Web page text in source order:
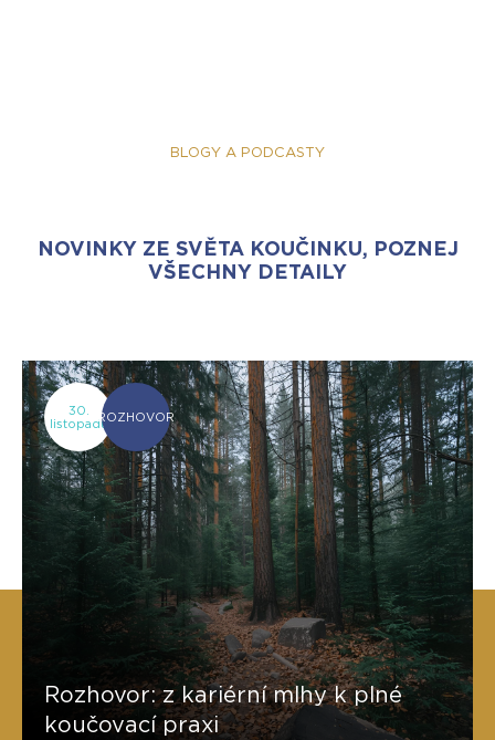
BLOGY A PODCASTY
NOVINKY ZE SVĚTA KOUČINKU, POZNEJ
VŠECHNY DETAILY
30.
listopaduROZHOVOR
Rozhovor: z kariérní mlhy k plné
koučovací praxi